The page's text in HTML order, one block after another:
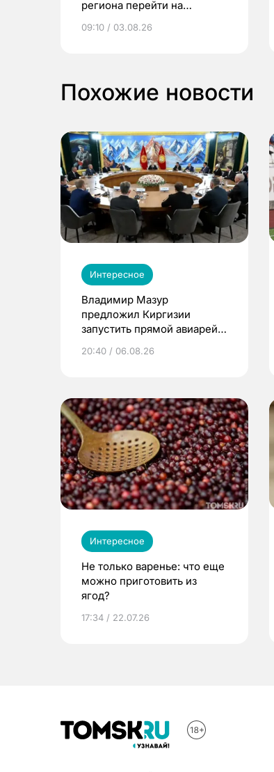
региона перейти на
выиграть призы
09:10 / 03.08.26
Похожие новости
Интересное
Владимир Мазур
предложил Киргизии
запустить прямой авиарейс
20:40 / 06.08.26
Интересное
Не только варенье: что еще
можно приготовить из
ягод?
17:34 / 22.07.26